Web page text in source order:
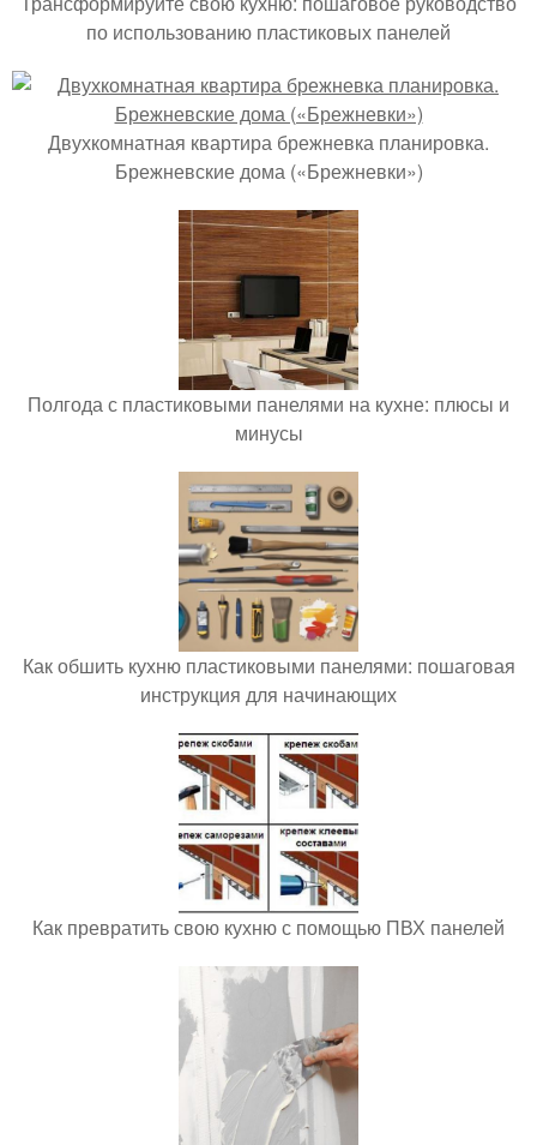
по использованию пластиковых панелей
Двухкомнатная квартира брежневка планировка.
Брежневские дома («Брежневки»)
Полгода с пластиковыми панелями на кухне: плюсы и
минусы
Как обшить кухню пластиковыми панелями: пошаговая
инструкция для начинающих
Как превратить свою кухню с помощью ПВХ панелей